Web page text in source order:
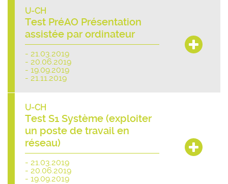
U-CH
Test PréAO Présentation
assistée par ordinateur
- 21.03.2019
- 20.06.2019
- 19.09.2019
- 21.11.2019
U-CH
Test S1 Système (exploiter
un poste de travail en
réseau)
- 21.03.2019
- 20.06.2019
- 19.09.2019